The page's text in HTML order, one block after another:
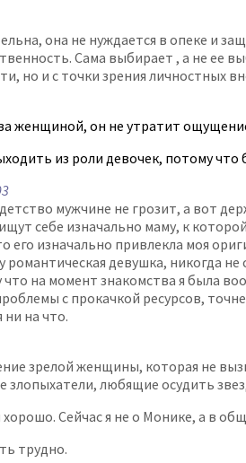
она не нуждается в опеке и
Сама выбирает , а не
но и с точки зрения личностных
женщиной, он не утратит
из роли девочек, потому что
мужчине не грозит, а вот
себе изначально маму, к
его изначально привлекла моя
романтическая девушка, никогда
что на момент знакомства я была
с прокачкой ресурсов,
на что.
зрелой женщины, которая не
злопыхатели, любящие осудить
Сейчас я не о Монике, а в
трудно.